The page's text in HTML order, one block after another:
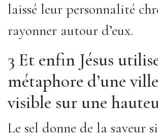
laissé leur personnalité
rayonner autour d’eux.
3 Et enfin Jésus
métaphore d’une
visible sur une
Le sel donne de la saveur